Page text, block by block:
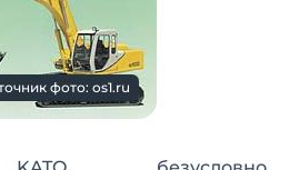
фото: os1.ru